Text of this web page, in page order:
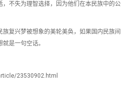
，不失为理智选择，因为他们在本民族中的公
复兴梦被想象的美轮美奂，如果国内民族间
是一句空话。
23530902.html